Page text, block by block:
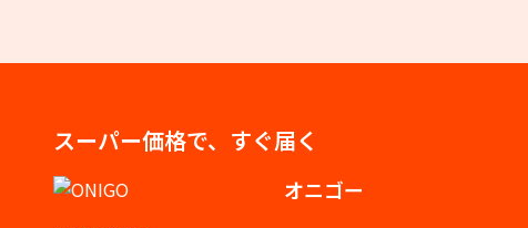
スーパー価格で、すぐ届く
オニゴー